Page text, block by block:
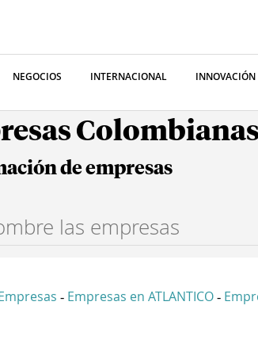
NEGOCIOS INTERNACIONAL INNOVACIÓN
de empresas
- Empresas en ATLANTICO -